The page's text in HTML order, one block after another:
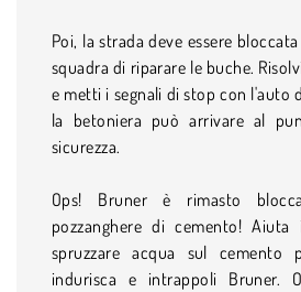
Poi, la strada deve essere
squadra di riparare le buche.
e metti i segnali di stop con l'auto
la betoniera può arrivare al
sicurezza.
Ops! Bruner è rimasto
pozzanghere di cemento!
spruzzare acqua sul cemento
indurisca e intrappoli Bruner.